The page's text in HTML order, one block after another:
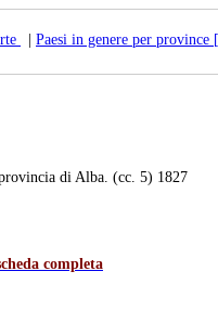
Paesi in genere per
di Alba. (cc. 5) 1827
completa